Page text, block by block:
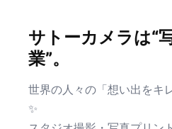
サトーカメラは“
業”。
世界の人々の「想い出をキ
✨